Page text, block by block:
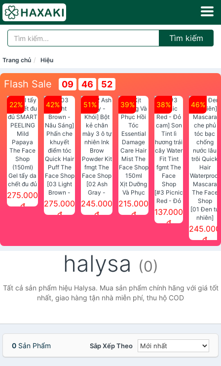
Tìm kiếm
Trang chủ Hiệu
Flash Sale 09 46 52
22%
Gel tẩy da
chết đu đủ
SMART
PEELING
275.000
đ
42%
[03 Light
Brown -
Nâu Sáng]
Phấn che
275.000
đ
51%
[02 Ash
Gray -
Khói] Bột
kẻ chân
Face Shop
245.000
đ
39%
Xịt Dưỡng
Và Phục
Hồi Tóc
Essential
215.000
đ
38%
[#3 Picnic
Red - Đỏ
cam] Son
137.000
đ
46%
[01 Đen tự
nhiên]
Mascara
che phủ
Waterproof
Mascara
245.000
đ
halysa (0)
Tất cả sản phẩm hiệu Halysa. Mua sản phẩm chính hãng với giá tốt
nhất, giao hàng tận nhà miễn phí, thu hộ COD
0 Sản Phẩm Sắp Xếp Theo